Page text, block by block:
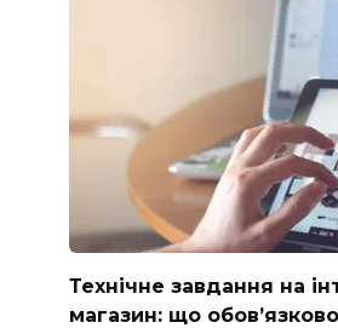
Технічне завдання на
магазин: що